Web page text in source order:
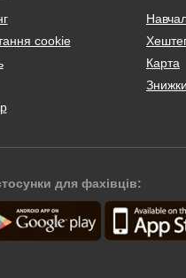
cookie
Карта
для фахівців: